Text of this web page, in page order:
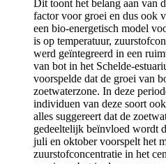
Dit toont het belang aan van
factor voor groei en dus ook
een bio-energetisch model
is op temperatuur,
werd geïntegreerd in een
van bot in het Schelde-
voorspelde dat de groei van
zoetwaterzone. In deze
individuen van deze soort
alles suggereert dat de
gedeeltelijk beïnvloed wordt
juli en oktober voorspelt het
zuurstofconcentratie in het